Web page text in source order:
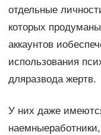
отдельные
которых
аккаунтов
использования
дляразвода жертв.
У них даже